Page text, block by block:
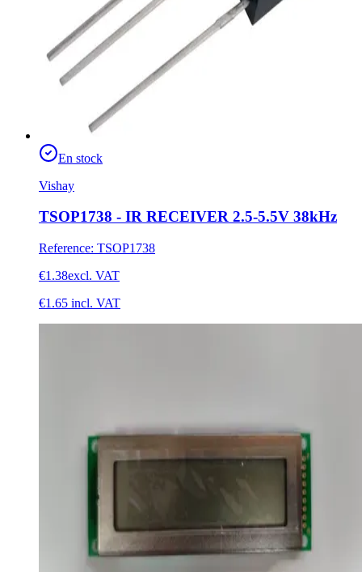
En stock
Vishay
TSOP1738 - IR RECEIVER 2.5-5.5V 38kHz
Reference: TSOP1738
€1.38excl. VAT
€1.65 incl. VAT